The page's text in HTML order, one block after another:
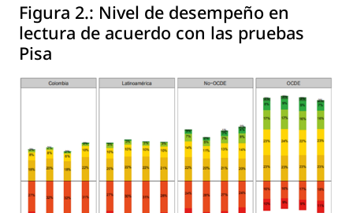
Figura 2.: Nivel de desempeño en
lectura de acuerdo con las pruebas
Pisa